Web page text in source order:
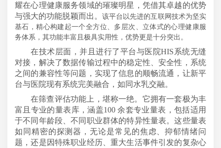
耀在心理健康服务领域的璀璨明星，凭借其卓越的优势
与强大的功能脱颖而出。 该平台以先进的互联网技术为坚实
基石，精心构建起一个全方位、多层次、立体式的心理健康服
务体系，其功能丰富且极具实用性，优势更是十分突出。
在技术层面，并且进行了平台与医院HIS系统无缝
对接，解决了数据传输过程中的稳定性、安全性，系统
之间的兼容性等问题，实现了信息的顺畅流通，让新平
台与医院现有系统完美融合，如同水乳交融。
在筛查评估功能上，堪称一绝。它拥有一套极为丰
富且专业的量表库，涵盖100 余套专业量表，包括适用
于不同年龄段、不同职业群体的特异性量表。这些量表
如同精密的探测器，无论是常见的焦虑、抑郁情绪问
题，还是因特殊职业经历、重大生活事件引发的复杂心